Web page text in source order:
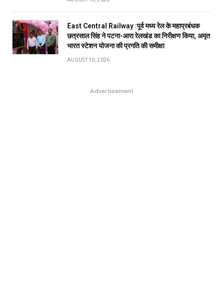
East Central Railway :पूर्व मध्य रेल के महाप्रबंधक
छत्रसाल सिंह ने पटना-आरा रेलखंड का निरीक्षण किया, अमृत
भारत स्टेशन योजना की प्रगति की समीक्षा
AUGUST 10, 2026
Advertisement